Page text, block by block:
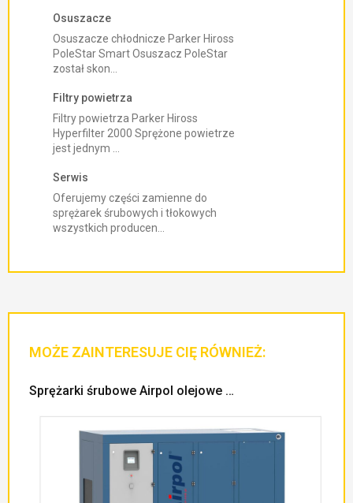
Osuszacze
Osuszacze chłodnicze Parker Hiross
PoleStar Smart Osuszacz PoleStar
został skon...
Filtry powietrza
Filtry powietrza Parker Hiross
Hyperfilter 2000 Sprężone powietrze
jest jednym ...
Serwis
Oferujemy części zamienne do
sprężarek śrubowych i tłokowych
wszystkich producen...
MOŻE ZAINTERESUJE CIĘ RÓWNIEŻ:
Sprężarki śrubowe Airpol olejowe …